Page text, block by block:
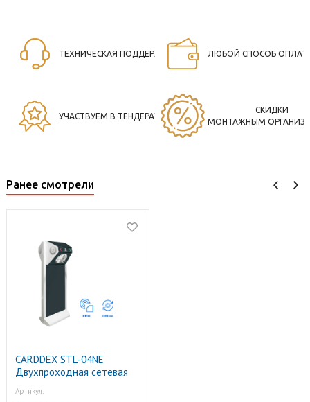
ТЕХНИЧЕСКАЯ ПОДДЕРЖКА ЛЮБОЙ СПОСОБ
УЧАСТВУЕМ В ТЕНДЕРАХ
СКИДКИ
МОНТАЖНЫМ
Ранее смотрели
CARDDEX STL-04NE
Двухпроходная сетевая
Артикул: